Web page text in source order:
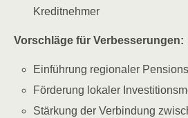
Kreditnehmer
Vor­schlä­ge für Verbesserungen:
Ein­füh­rung regio­na­ler
För­de­rung loka­ler
Stär­kung der Ver­bin­dung